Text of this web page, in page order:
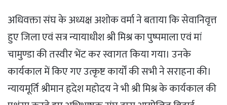
अधिवक्ता संघ के अध्यक्ष अशोक वर्मा ने बताया कि सेवानिवृत्त
हुए जिला एवं सत्र न्यायाधीश श्री मिश्र का पुष्पमाला एवं मां
चामुण्डा की तस्वीर भेंट कर स्वागत किया गया। उनके
कार्यकाल में किए गए उत्कृष्ट कार्यों की सभी ने सराहना की।
न्यायमूर्ति श्रीमान हृदेश महोदय ने भी श्री मिश्र के कार्यकाल की